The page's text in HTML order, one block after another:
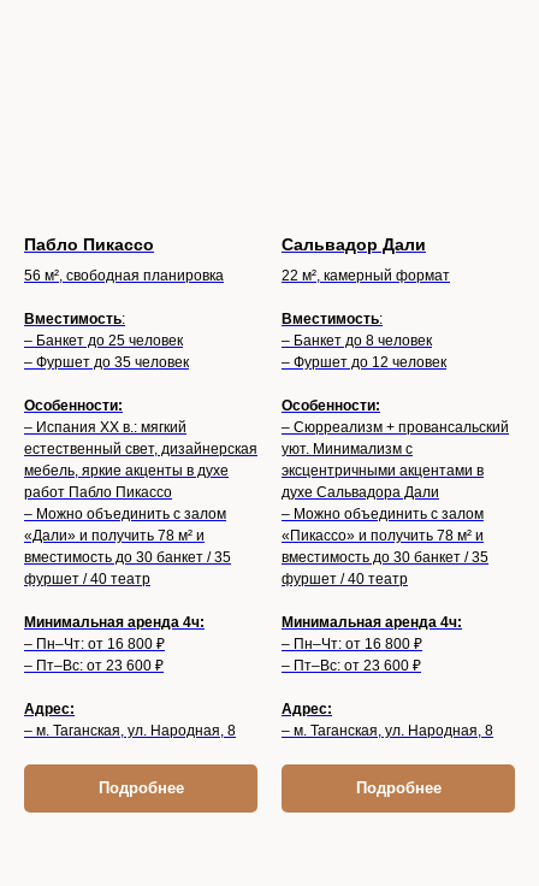
Пабло Пикассо
56 м², свободная планировка
Вместимость:
– Банкет до 25 человек
– Фуршет до 35 человек
Особенности:
– Испания XX в.: мягкий
естественный свет, дизайнерская
мебель, яркие акценты в духе
работ Пабло Пикассо
– Можно объединить с залом
«Дали» и получить 78 м² и
вместимость до 30 банкет / 35
фуршет / 40 театр
Минимальная аренда 4ч:
– Пн–Чт: от 16 800 ₽
– Пт–Вс: от 23 600 ₽
Адрес:
– м. Таганская, ул. Народная, 8
Подробнее
Сальвадор Дали
22 м², камерный формат
Вместимость:
– Банкет до 8 человек
– Фуршет до 12 человек
Особенности:
– Сюрреализм + провансальский
уют. Минимализм с
эксцентричными акцентами в
духе Сальвадора Дали
– Можно объединить с залом
«Пикассо» и получить 78 м² и
вместимость до 30 банкет / 35
фуршет / 40 театр
Минимальная аренда 4ч:
– Пн–Чт: от 16 800 ₽
– Пт–Вс: от 23 600 ₽
Адрес:
– м. Таганская, ул. Народная, 8
Подробнее